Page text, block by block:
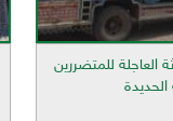
العاجلة للمتضررين